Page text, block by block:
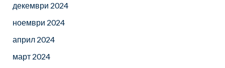
декември 2024
ноември 2024
април 2024
март 2024